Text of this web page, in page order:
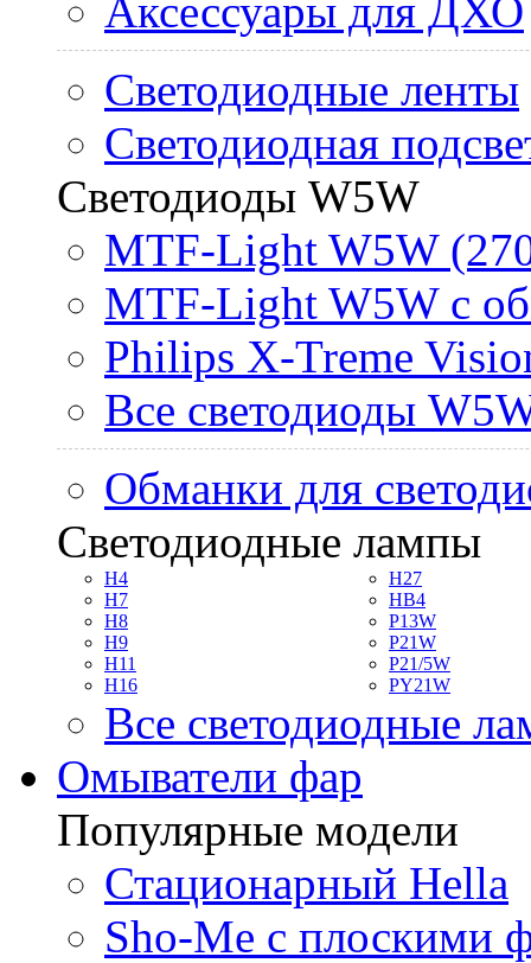
Аксессуары для ДХО
Светодиодные ленты
Светодиодная
Светодиоды W5W
MTF-Light W5W
MTF-Light W5W с
Philips X-Treme
Все светодиоды
Обманки для
Светодиодные лампы
H4
H7
H8
H9
H11
H16
H27
HB4
P13W
P21W
P21/5W
PY21W
Все светодиодные
Омыватели фар
Популярные модели
Стационарный Hella
Sho-Me с плоскими